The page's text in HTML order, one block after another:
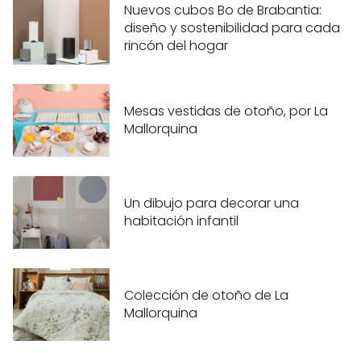
Nuevos cubos Bo de Brabantia:
diseño y sostenibilidad para cada
rincón del hogar
Mesas vestidas de otoño, por La
Mallorquina
Un dibujo para decorar una
habitación infantil
Colección de otoño de La
Mallorquina